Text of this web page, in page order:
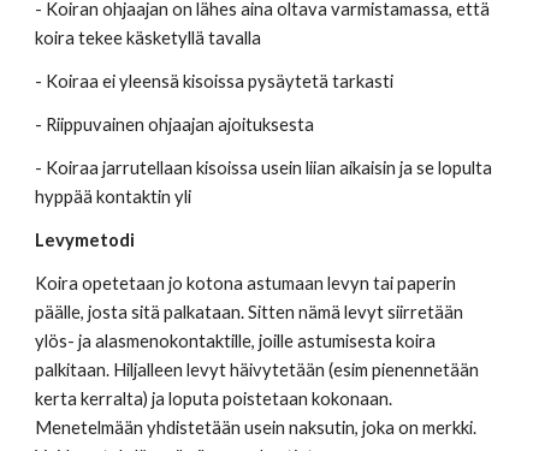
- Koiran ohjaajan on lähes aina oltava varmistamassa, että
koira tekee käsketyllä tavalla
- Koiraa ei yleensä kisoissa pysäytetä tarkasti
- Riippuvainen ohjaajan ajoituksesta
- Koiraa jarrutellaan kisoissa usein liian aikaisin ja se lopulta
hyppää kontaktin yli
Levymetodi
Koira opetetaan jo kotona astumaan levyn tai paperin
päälle, josta sitä palkataan. Sitten nämä levyt siirretään
ylös- ja alasmenokontaktille, joille astumisesta koira
palkitaan. Hiljalleen levyt häivytetään (esim pienennetään
kerta kerralta) ja loputa poistetaan kokonaan.
Menetelmään yhdistetään usein naksutin, joka on merkki.